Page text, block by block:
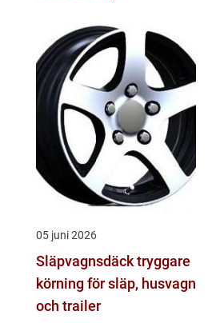
05 juni 2026
Släpvagnsdäck tryggare
körning för släp, husvagn
och trailer